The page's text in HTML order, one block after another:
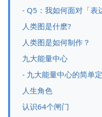
- Q5：我如何面对「表
人类图是什麽?
人类图是如何制作？
九大能量中心
- 九大能量中心的简单
人生角色
认识64个闸门